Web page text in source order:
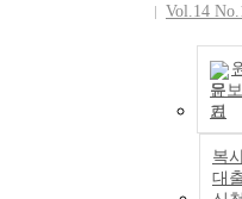
하여 중합부
과 동시에 연
성분 유출에
영향을 측정
자 하였다. 4
콤포짓트 레진
(Alitefil,
Vol.14
문보
기
복
대